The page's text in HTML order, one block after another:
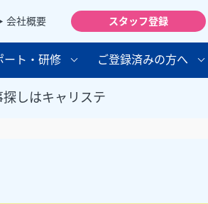
会社概要 スタッフ登録
ート・研修 ご登録済みの方へ
しはキャリステ